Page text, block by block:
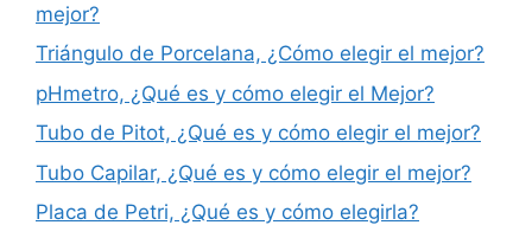
mejor?
Triángulo de Porcelana, ¿Cómo elegir el mejor?
pHmetro, ¿Qué es y cómo elegir el Mejor?
Tubo de Pitot, ¿Qué es y cómo elegir el mejor?
Tubo Capilar, ¿Qué es y cómo elegir el mejor?
Placa de Petri, ¿Qué es y cómo elegirla?